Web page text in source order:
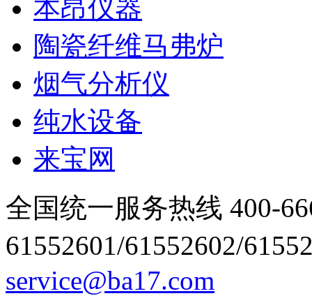
本昂仪器
陶瓷纤维马弗炉
烟气分析仪
纯水设备
来宝网
全国统一服务热线 400-
61552601/61552602/
service@ba17.com